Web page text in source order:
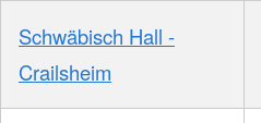
Schwäbisch Hall -
Crailsheim